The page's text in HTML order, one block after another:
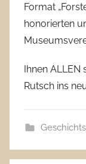
Format
honorierten
Ihnen ALLEN
Rutsch ins